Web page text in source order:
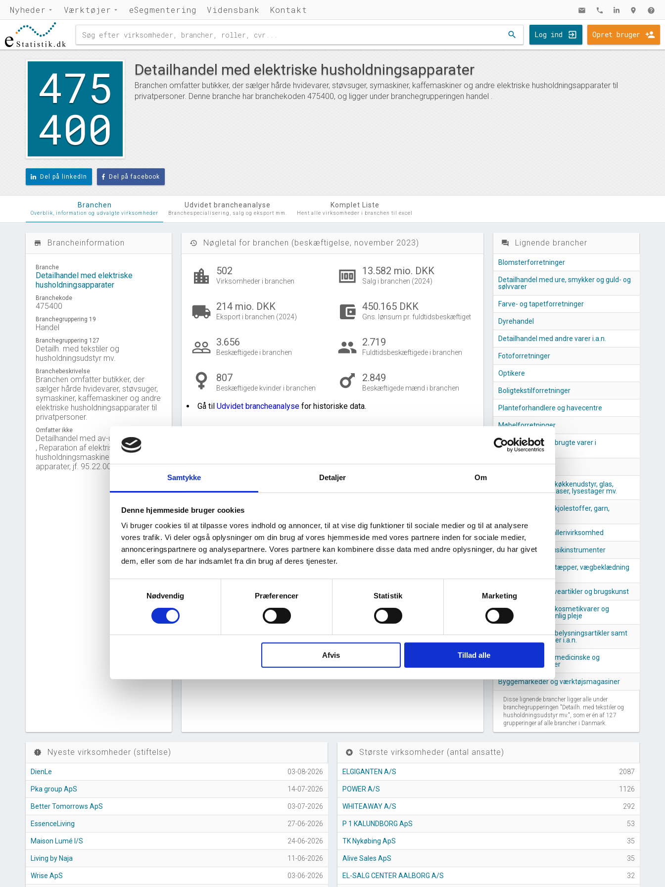
Samtykke Detaljer Om
Denne hjemmeside bruger cookies
Vi bruger cookies til at tilpasse vores indhold og annoncer, til at vise dig funktioner til sociale medier og til at analysere
vores trafik. Vi deler også oplysninger om din brug af vores hjemmeside med vores partnere inden for sociale medier,
annonceringspartnere og analysepartnere. Vores partnere kan kombinere disse data med andre oplysninger, du har givet
dem, eller som de har indsamlet fra din brug af deres tjenester.
Nødvendig
Præferencer Statistik Marketing
Afvis Tillad alle
Nyheder Værktøjer eSegmentering Vidensbank Kontakt mail phone location_on help
search Log ind Opret bruger
475
400
Detailhandel med elektriske husholdningsapparater
Branchen omfatter butikker, der sælger hårde hvidevarer, støvsuger, symaskiner, kaffemaskiner og andre elektriske husholdningsapparater til
privatpersoner. Denne branche har branchekoden 475400, og ligger under branchegrupperingen handel .
Del på linkedIn Del på facebook
Branchen
Overblik, information og udvalgte virksomheder
Udvidet brancheanalyse
Branchespecialisering, salg og eksport mm.
Komplet Liste
Hent alle virksomheder i branchen til excel
store_mall_directory Brancheinformation
Branche
Detailhandel med elektriske
husholdningsapparater
Branchekode
475400
Branchegruppering 19
Handel
Branchegruppering 127
Detailh. med tekstiler og
husholdningsudstyr mv.
Branchebeskrivelse
Branchen omfatter butikker, der
sælger hårde hvidevarer, støvsuger,
symaskiner, kaffemaskiner og andre
elektriske husholdningsapparater til
privatpersoner.
Omfatter ikke
Detailhandel med av-udstyr, jf. 47.43
, Reparation af elektriske
husholdningsmaskiner og -
apparater, jf. 95.22.00
history Nøgletal for branchen (beskæftigelse, november 2023)
location_city 502
Virksomheder i branchen money 13.582 mio. DKK
Salg i branchen (2024)
local_shipping 214 mio. DKK
Eksport i branchen (2024) account_balance_wallet 450.165 DKK
Gns. lønsum pr. fuldtidsbeskæftiget
people_outline 3.656
Beskæftigede i branchen group 2.719
Fuldtidsbeskæftigede i branchen
807
Beskæftigede kvinder i branchen
2.849
Beskæftigede mænd i branchen
Gå tilUdvidet brancheanalysefor historiske data.
2016 2017 2018 2019 2020 2021 2022 2023 2024 2025 2026
75
100
question_answer Lignende brancher
Blomsterforretninger
Detailhandel med ure, smykker og guld- og
sølvvarer
Farve- og tapetforretninger
Dyrehandel
Detailhandel med andre varer i.a.n.
Fotoforretninger
Optikere
Boligtekstilforretninger
Planteforhandlere og havecentre
Møbelforretninger
Detailhandel med brugte varer i
forretninger
Apoteker
Detailhandel med køkkenudstyr, glas,
porcelæn, bestik, vaser, lysestager mv.
Detailhandel med kjolestoffer, garn,
Kunsthandel og gallerivirksomhed
Forhandlere af musikinstrumenter
Detailhandel med tæpper, vægbeklædning
Forhandlere af gaveartikler og brugskunst
Detailhandel med kosmetikvarer og
produkter til personlig pleje
Detailhandel med belysningsartikler samt
husholdningsartikler i.a.n.
Detailhandel med medicinske og
ortopædiske artikler
Byggemarkeder og værktøjsmagasiner
Disse lignende brancher ligger alle under
branchegrupperingen "Detailh. med tekstiler og
husholdningsudstyr mv.", som er én af 127
grupperinger af alle brancher i Danmark.
new_releases Nyeste virksomheder (stiftelse)
DienLe 03-08-2026
Pka group ApS 14-07-2026
Better Tomorrows ApS 03-07-2026
EssenceLiving 27-06-2026
Maison Lumé I/S 24-06-2026
Living by Naja 11-06-2026
Wrise ApS 03-06-2026
stars Største virksomheder (antal ansatte)
ELGIGANTEN A/S 2087
POWER A/S 1126
WHITEAWAY A/S 292
P 1 KALUNDBORG ApS 53
TK Nykøbing ApS 35
Alive Sales ApS 35
EL-SALG CENTER AALBORG A/S 32